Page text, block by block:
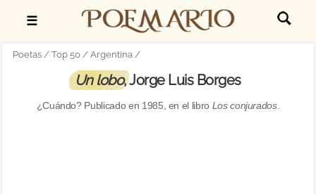
☰
Poetas Top 50 Argentina
Un lobo, Jorge Luis Borges
¿Cuándo? Publicado en 1985 , en el libro Los conjurados.